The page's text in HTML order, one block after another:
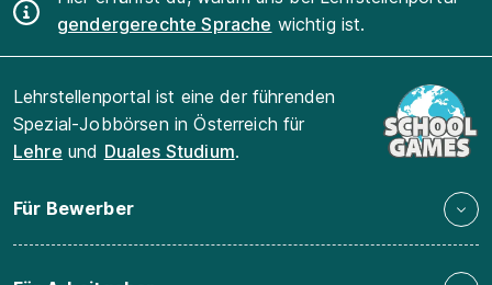
gendergerechte Sprache wichtig ist.
Lehrstellenportal ist eine der führenden
Spezial-Jobbörsen in Österreich für
Lehre und Duales Studium.
Für Bewerber